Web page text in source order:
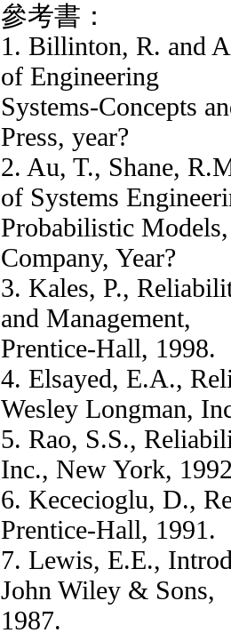
參考書：
1. Billinton, R. and
of Engineering
Systems-Concepts
Press, year?
2. Au, T., Shane,
of Systems
Probabilistic
Company, Year?
3. Kales, P.,
and Management,
Prentice-Hall, 1998.
4. Elsayed, E.A.,
Wesley Longman,
5. Rao, S.S.,
Inc., New York,
6. Kececioglu, D.,
Prentice-Hall, 1991.
7. Lewis, E.E.,
John Wiley & Sons,
1987.